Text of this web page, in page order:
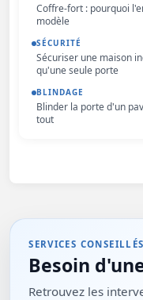
Coffre-fort : pourquoi
modèle
SÉCURITÉ
Sécuriser une maison
qu'une seule porte
BLINDAGE
Blinder la porte d'un
tout
SERVICES CONSEILLÉS
Besoin
Retrouvez les